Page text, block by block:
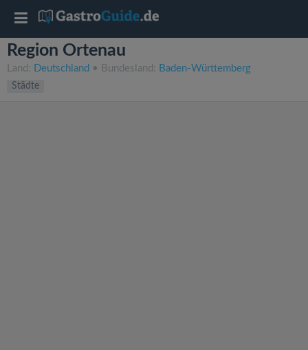
Region Ortenau
Land: Deutschland • Bundesland: Baden-Württemberg
Städte
T
o
g